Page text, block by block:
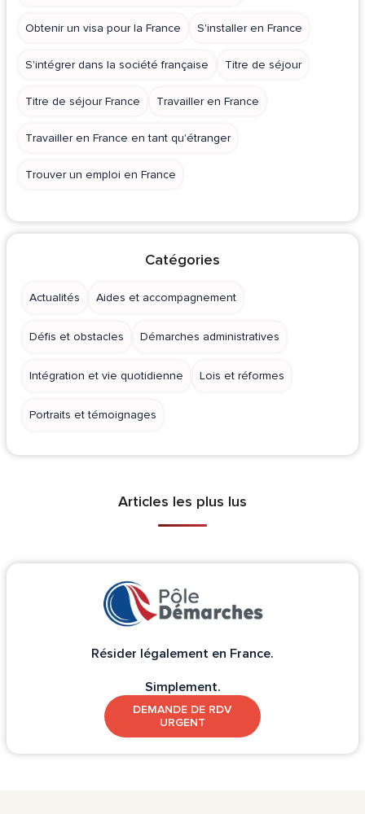
Obtenir un visa pour la France S'installer en France
S'intégrer dans la société française Titre de séjour
Titre de séjour France Travailler en France
Travailler en France en tant qu'étranger
Trouver un emploi en France
Catégories
Actualités Aides et accompagnement
Défis et obstacles Démarches administratives
Intégration et vie quotidienne Lois et réformes
Portraits et témoignages
Articles les plus lus
Résider légalement en France.
Simplement.
DEMANDE DE RDV
URGENT